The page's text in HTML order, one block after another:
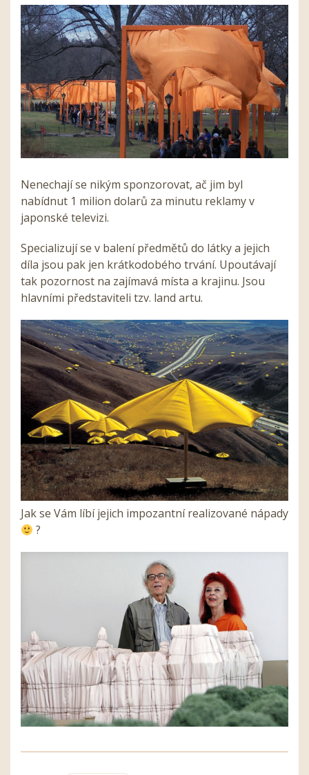
Nenechají se nikým sponzorovat, ač jim byl
nabídnut 1 milion dolarů za minutu reklamy v
japonské televizi.
Specializují se v balení předmětů do látky a jejich
díla jsou pak jen krátkodobého trvání. Upoutávají
tak pozornost na zajímavá místa a krajinu. Jsou
hlavními představiteli tzv. land artu.
Jak se Vám líbí jejich impozantní realizované nápady
?